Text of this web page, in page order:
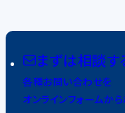
まずは相談す
各種お問い合わせを
オンラインフォームか